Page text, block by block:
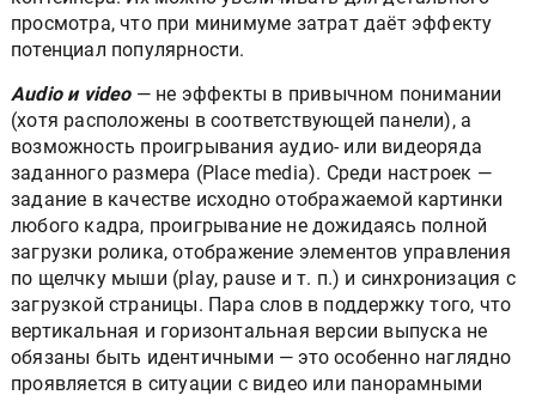
просмотра, что при минимуме затрат даёт эффекту
потенциал популярности.
Аudio и video— не эффекты в привычном понимании
(хотя расположены в соответствующей панели), а
возможность проигрывания аудио- или видеоряда
заданного размера (Place media). Среди настроек —
задание в качестве исходно отображаемой картинки
любого кадра, проигрывание не дожидаясь полной
загрузки ролика, отображение элементов управления
по щелчку мыши (play, pause и т. п.) и синхронизация с
загрузкой страницы. Пара слов в поддержку того, что
вертикальная и горизонтальная версии выпуска не
обязаны быть идентичными — это особенно наглядно
проявляется в ситуации с видео или панорамными